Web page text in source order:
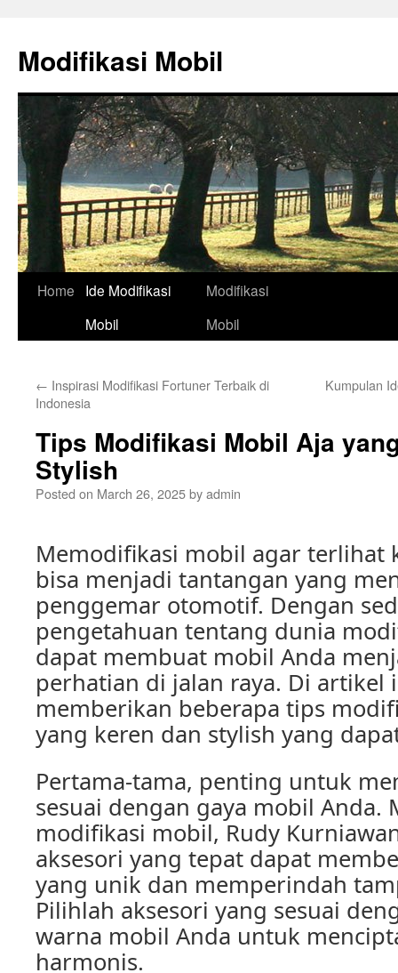
content
Modifikasi Mobil
Home
Ide Modifikasi
Mobil
Modifikasi
Mobil
← Inspirasi Modifikasi Fortuner Terbaik di
Indonesia
Kumpulan
Tips Modifikasi Mobil Aja
Stylish
Posted on March 26, 2025byadmin
Memodifikasi mobil agar terlihat
bisa menjadi tantangan yang
penggemar otomotif. Dengan
pengetahuan tentang dunia
dapat membuat mobil Anda
perhatian di jalan raya. Di artikel
memberikan beberapa tips
yang keren dan stylish yang
Pertama-tama, penting untuk
sesuai dengan gaya mobil Anda.
modifikasi mobil, Rudy
aksesori yang tepat dapat
yang unik dan memperindah
Pilihlah aksesori yang sesuai
warna mobil Anda untuk
harmonis.